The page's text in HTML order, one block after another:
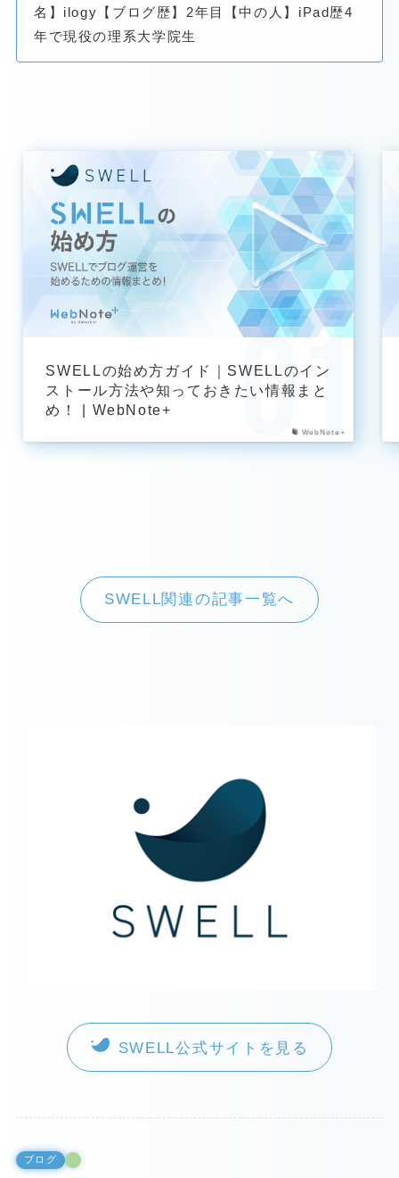
名】ilogy【ブログ歴】2年目【中の人】iPad歴4
年で現役の理系大学院生
WebNote+
SWELLの始め方ガイド｜SWELLのイン
ストール方法や知っておきたい情報まと
め！ | WebNote+
SWELL関連の記事一覧へ
SWELL公式サイトを見る
ブログ